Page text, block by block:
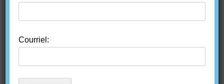
L’UTILISATION DE SOLS ET
Courriel: